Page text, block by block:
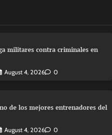
militares contra criminales en
August 4, 2026 0
de los mejores entrenadores del
August 4, 2026 0